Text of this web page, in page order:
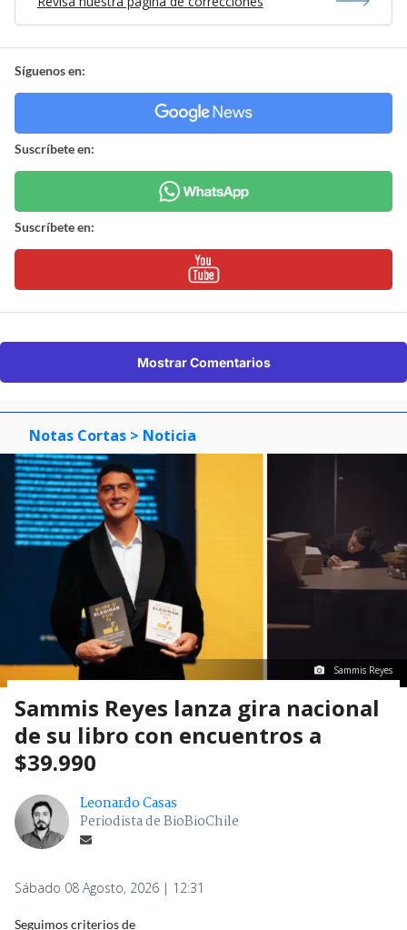
Síguenos en:
Suscríbete en:
Suscríbete en:
Mostrar Comentarios
Notas Cortas > Noticia
Sammis Reyes
Sammis Reyes lanza gira nacional
de su libro con encuentros a
$39.990
Leonardo Casas
Periodista de BioBioChile
Sábado 08 Agosto, 2026 | 12:31
Seguimos criterios de